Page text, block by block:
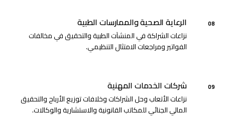
08 الرعاية الصحية والممارسات الطبية
نزاعات الشراكة في المنشآت الطبية والتحقيق في مخالفات
الفواتير ومراجعات الامتثال التنظيمي.
09 شركات الخدمات المهنية
نزاعات الأتعاب وحل الشراكات وخلافات توزيع الأرباح والتحقيق
المالي الجنائي للمكاتب القانونية والاستشارية والوكالات.